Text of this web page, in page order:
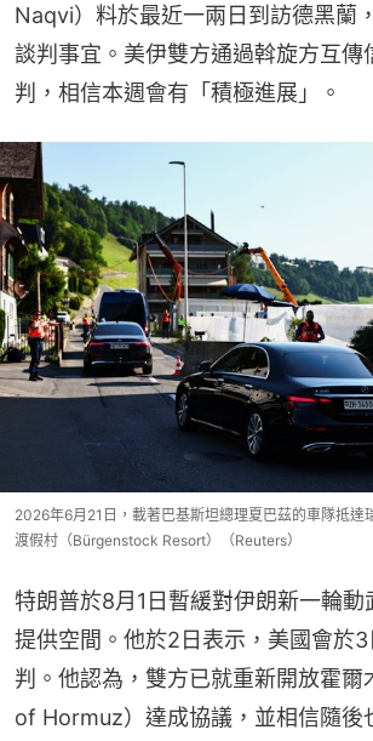
Naqvi）料於最近一兩日到訪德黑蘭
談判事宜。美伊雙方通過斡旋方互傳
判，相信本週會有「積極進展」。
2026年6月21日，載著巴基斯坦總理夏巴茲的車隊抵達
渡假村（Bürgenstock Resort）（Reuters）
特朗普於8月1日暫緩對伊朗新一輪動
提供空間。他於2日表示，美國會於
判。他認為，雙方已就重新開放霍
of Hormuz）達成協議，並相信隨後